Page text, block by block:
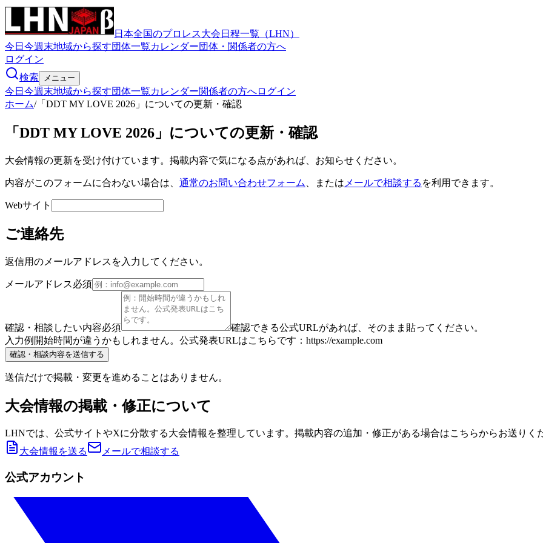
日本全国のプロレス大会日程一覧（LHN）
今日 今週末地域から探す団体一覧カレンダー団体・関係者の方へ
ログイン
検索
メニュー
今日 今週末地域から探す団体一覧カレンダー関係者の方へログイン
ホーム/「DDT MY LOVE 2026」についての更新・確認
「DDT MY LOVE 2026」についての更新・確認
大会情報の更新を受け付けています。掲載内容で気になる点があれば、お知らせください。
内容がこのフォームに合わない場合は、 通常のお問い合わせフォーム 、または メールで相談する を利用できます。
Webサイト
ご連絡先
返信用のメールアドレスを入力してください。
メールアドレス必須
確認・相談したい内容必須
確認できる公式URLがあれば、そのまま貼ってください。
入力例 開始時間が違うかもしれません。 公式発表URLはこちらです：https://example.com
確認・相談内容を送信する
送信だけで掲載・変更を進めることはありません。
大会情報の掲載・修正について
LHNでは、公式サイトやXに分散する大会情報を整理しています。掲載内容の追加・修正がある場合はこちらからお送りく
大会情報を送る
メールで相談する
公式アカウント